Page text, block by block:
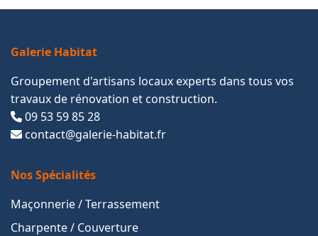
Galerie Habitat
Groupement d'artisans locaux experts dans tous vos
travaux de rénovation et construction.
09 53 59 85 28
contact@galerie-habitat.fr
Nos Spécialités
Maçonnerie / Terrassement
Charpente / Couverture